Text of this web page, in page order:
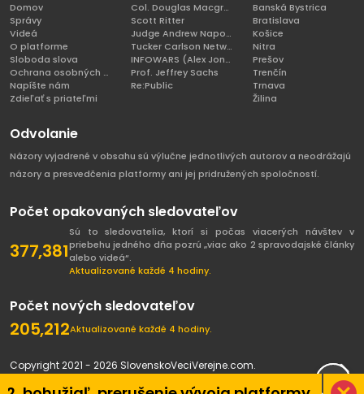
Domov
Správy
Videá
O platforme
Sloboda slova
Ochrana osobných údajov
Napíšte nám
Zdieľať s priateľmi
Col. Douglas Macgregor, Ph.D
Scott Ritter
Judge Andrew Napolitano
Tucker Carlson Network
INFOWARS (Alex Jones)
Prof. Jeffrey Sachs
Re:Public
Banská Bystrica
Bratislava
Košice
Nitra
Prešov
Trenčín
Trnava
Žilina
Odvolanie
Názory vyjadrené v obsahu sú výlučne jednotlivých autorov a neodrážajú
názory a presvedčenia platformy ani jej pridružených spoločností.
Počet opakovaných sledovateľov
377,381
Sú to sledovatelia, ktorí si počas viacerých návštev v
priebehu jedného dňa pozrú „viac ako 2 spravodajské články
alebo videá“.
Aktualizované každé 4 hodiny.
Počet nových sledovateľov
205,212Aktualizované každé 4 hodiny.
Copyright 2021 - 2026 SlovenskoVeciVerejne.com.